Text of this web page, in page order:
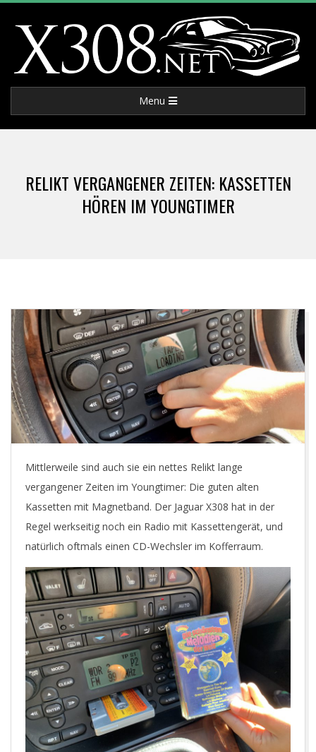
content
X
3
0
8
E
T
Navigation
Menu
RELIKT VERGANGENER ZEITEN: KASSETTEN
HÖREN IM YOUNGTIMER
Mittlerweile sind auch sie ein nettes Relikt lange
vergangener Zeiten im Youngtimer: Die guten alten
Kassetten mit Magnetband. Der Jaguar X308 hat in der
Regel werkseitig noch ein Radio mit Kassettengerät, und
natürlich oftmals einen CD-Wechsler im Kofferraum.